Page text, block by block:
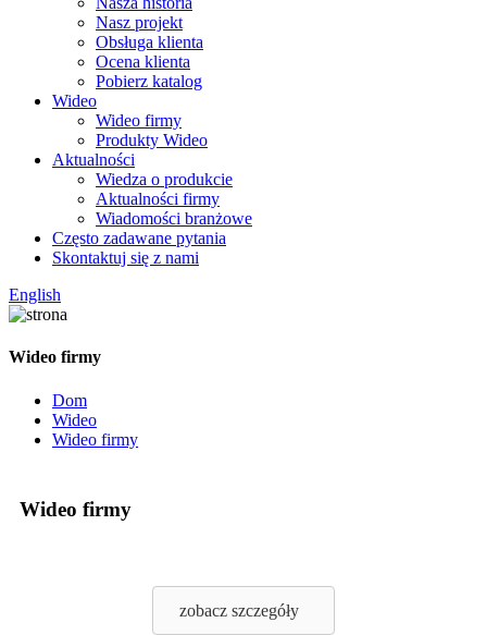
Nasz projekt
Obsługa klienta
Ocena klienta
Pobierz katalog
Wideo
Wideo firmy
Produkty Wideo
Aktualności
Wiedza o produkcie
Aktualności firmy
Wiadomości branżowe
Często zadawane pytania
Skontaktuj się z nami
English
Wideo firmy
Dom
Wideo
Wideo firmy
Wideo firmy
zobacz szczegóły